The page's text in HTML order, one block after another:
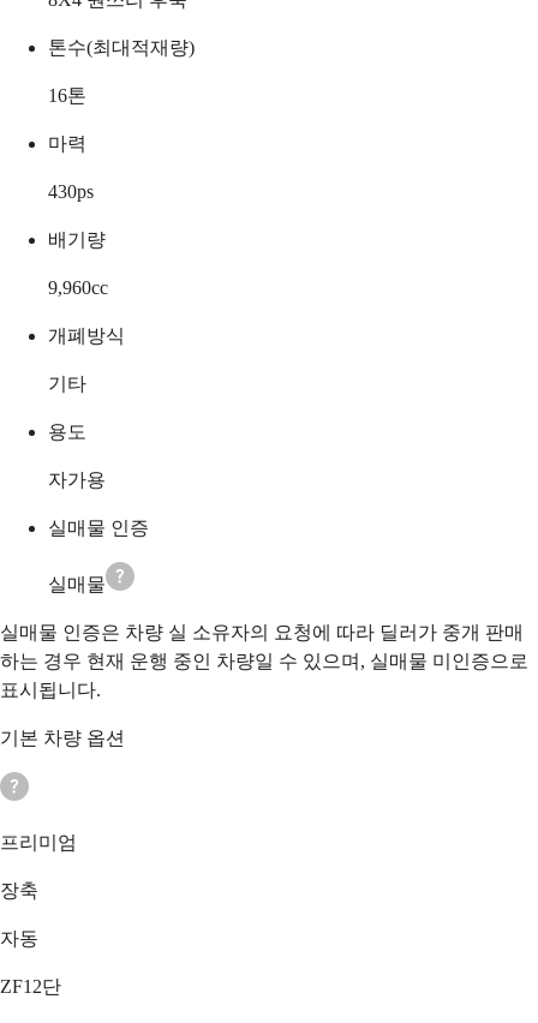
톤수(최대적재량)
16톤
마력
430ps
배기량
9,960cc
개폐방식
기타
용도
자가용
실매물 인증
실매물
실매물 인증은 차량 실 소유자의 요청에 따라 딜러가 중개 판매
하는 경우 현재 운행 중인 차량일 수 있으며, 실매물 미인증으로
표시됩니다.
기본 차량 옵션
프리미엄
장축
자동
ZF12단